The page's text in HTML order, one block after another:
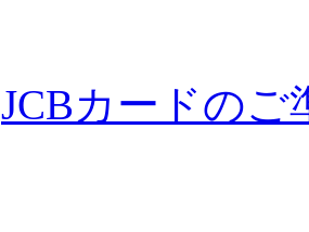
JCBカードのご